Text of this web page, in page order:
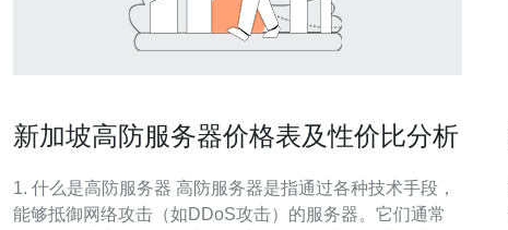
新加坡高防服务器价格表及性价比分析
1. 什么是高防服务器 高防服务器是指通过各种技术手段，
能够抵御网络攻击（如DDoS攻击）的服务器。它们通常